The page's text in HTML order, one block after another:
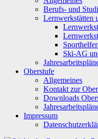
Berufs- und
Lernwerkstätten
Ski-AG
Oberstufe
Allgemeines
Kontakt zur
Downloads
Impressum